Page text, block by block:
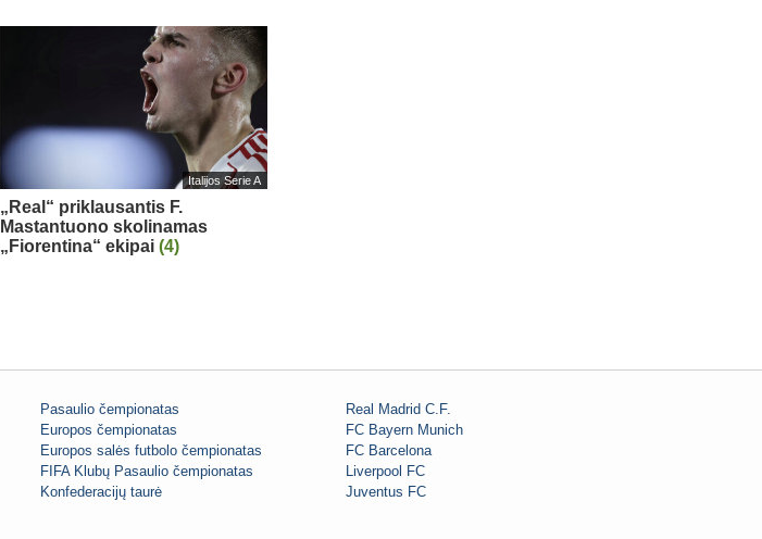
Italijos Serie A
„Real“ priklausantis F.
Mastantuono skolinamas
„Fiorentina“ ekipai (4)
Pasaulio čempionatas
Europos čempionatas
Europos salės futbolo čempionatas
FIFA Klubų Pasaulio čempionatas
Konfederacijų taurė
Real Madrid C.F.
FC Bayern Munich
FC Barcelona
Liverpool FC
Juventus FC